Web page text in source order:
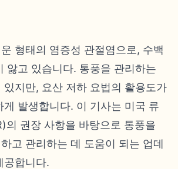
형태의 염증성 관절염으로, 수백
앓고 있습니다. 통풍을 관리하는
있지만, 요산 저하 요법의 활용도가
게 발생합니다. 이 기사는 미국 류
의 권장 사항을 바탕으로 통풍을
고 관리하는 데 도움이 되는 업데
공합니다.